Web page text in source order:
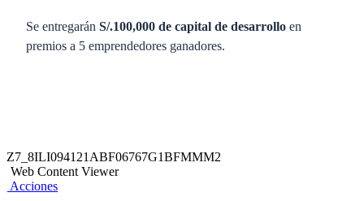
Se entregarán S/.100,000 de capital de desarrollo en
premios a 5 emprendedores ganadores.
Z7_8ILI094121ABF06767G1BFMMM2
Web Content Viewer
Acciones